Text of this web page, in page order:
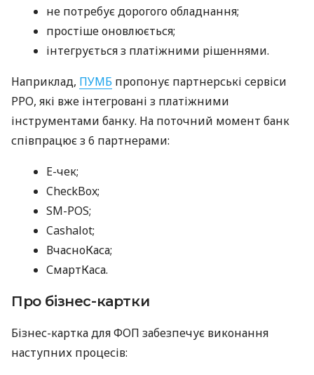
не потребує дорогого обладнання;
простіше оновлюється;
інтегрується з платіжними рішеннями.
Наприклад, ПУМБ пропонує партнерські сервіси
РРО, які вже інтегровані з платіжними
інструментами банку. На поточний момент банк
співпрацює з 6 партнерами:
E-чек;
CheckBox;
SM-POS;
Cashalot;
ВчасноКаса;
СмартКаса.
Про бізнес-картки
Бізнес-картка для ФОП забезпечує виконання
наступних процесів: